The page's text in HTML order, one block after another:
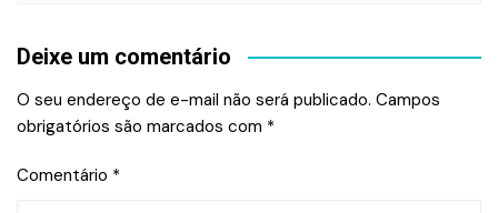
Deixe um comentário
O seu endereço de e-mail não será publicado. Campos
obrigatórios são marcados com *
Comentário *